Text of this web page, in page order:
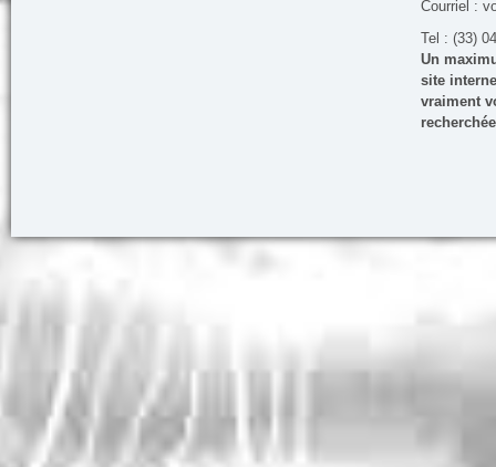
Courriel :
Tel : (33)
Un
site
vraiment